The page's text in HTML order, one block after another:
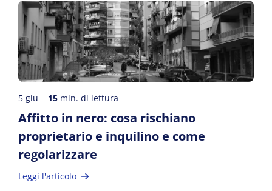
5 giu 15 min. di lettura
Affitto in nero: cosa rischiano
proprietario e inquilino e come
regolarizzare
Leggi l'articolo